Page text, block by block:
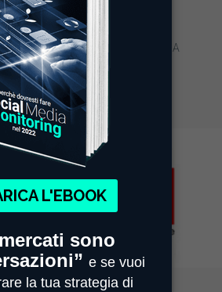
EDIZIONE DELLO IAB
FOCAUZZATA SUL SOCIAL MEDIA